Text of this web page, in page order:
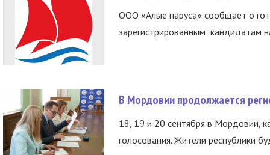
ООО «Алые паруса» сообщает о
зарегистрированным кандидатам
В Мордовии продолжается
18, 19 и 20 сентября в Мордовии,
голосования. Жители республики